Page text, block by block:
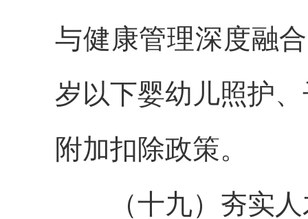
与健康管理深度融
岁以下婴幼儿照护
附加扣除政策。
（十九）夯实人